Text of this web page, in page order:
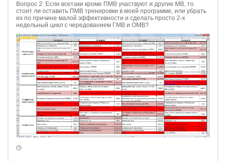
Вопрос 2: Если всетаки кроме ПМВ участвуют и другие МВ, то
стоит ли оставить ПМВ тренировки в моей программе, или убрать
их по причине малой эффективности и сделать просто 2-х
недельный цикл с чередованием ГМВ и ОМВ?